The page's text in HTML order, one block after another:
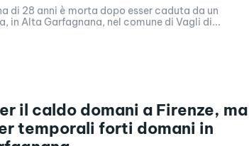
di 28 anni è morta dopo esser caduta da un
in Alta Garfagnana, nel comune di Vagli di...
il caldo domani a Firenze, ma
temporali forti domani in